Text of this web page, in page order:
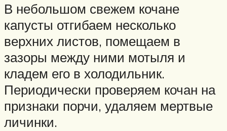
В небольшом свежем кочане
капусты отгибаем несколько
верхних листов, помещаем в
зазоры между ними мотыля и
кладем его в холодильник.
Периодически проверяем кочан на
признаки порчи, удаляем мертвые
личинки.